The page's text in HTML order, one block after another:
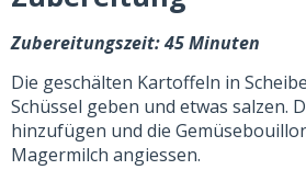
Zubereitungszeit: 45 Minuten
Die geschälten Kartoffeln in
Schüssel geben und etwas salzen.
hinzufügen und die
Magermilch angiessen.